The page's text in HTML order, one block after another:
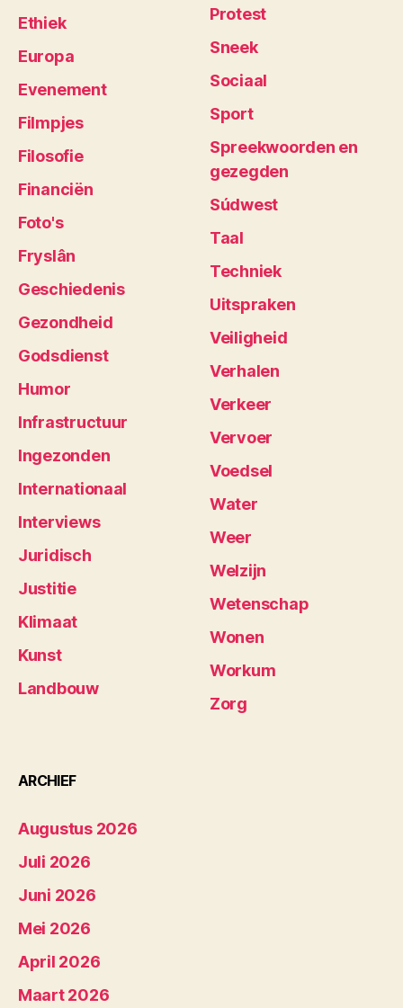
Ethiek
Europa
Evenement
Filmpjes
Filosofie
Financiën
Foto's
Fryslân
Geschiedenis
Gezondheid
Godsdienst
Humor
Infrastructuur
Ingezonden
Internationaal
Interviews
Juridisch
Justitie
Klimaat
Kunst
Landbouw
Protest
Sneek
Sociaal
Sport
Spreekwoorden en
gezegden
Súdwest
Taal
Techniek
Uitspraken
Veiligheid
Verhalen
Verkeer
Vervoer
Voedsel
Water
Weer
Welzijn
Wetenschap
Wonen
Workum
Zorg
ARCHIEF
Augustus 2026
Juli 2026
Juni 2026
Mei 2026
April 2026
Maart 2026